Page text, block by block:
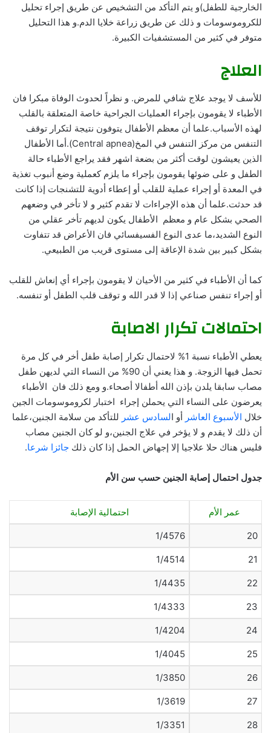
الخارجية للطفل)و يتم التأكد من التشخيص عن طريق إجراء تحليل
للكروموسومات و ذلك عن طريق زراعة خلايا الدم.و هذا التحليل
متوفر في كثير من المستشفيات الكبيرة.
العلاج
للأسف لا يوجد علاج شافي للمرض. و نظراً لحدوث الوفاة مبكرا فان
الأطباء لا يقومون بإجراء العمليات الجراحية خاصة المتعلقة بالقلب
لهذه الأسباب.علما أن معظم الأطفال يتوفون نتيجة لتكرار توقف
التنفس من مركز التنفس في المخ(Central apnea).أما الأطفال
الذين يعيشون لوقت أكثر من بضعة اشهر فقد يراجع الأطباء حالة
الطفل و على ضوئها يقومون بإجراء ما يلزم كعملية وضع أنبوب تغذية
في المعدة أو إجراء عملية للقلب أو إعطاء أدوية للتشنجات إذا كانت
قد حدثت.علما أن هذه الإجراءات لا تقدم كثير و لا تأخر في وضعهم
الصحي بشكل عام و معظم الأطفال يكون لديهم تأخر عقلي من
النوع الشديد،ما عدى النوع الفسيفسائي فان الأعراض قد تتفاوت
بشكل كبير بين شدة الإعاقة إلى مستوى قريب من الطبيعي.
كما أن الأطباء في كثير من الأحيان لا يقومون بإجراء أي إنعاش للقلب
أو إجراء تنفس صناعي إذا لا قدر الله و توقف قلب الطفل أو تنفسه.
احتمالات تكرار الاصابة
يعطي الأطباء نسبة 1% لاحتمال تكرار إصابة طفل أخر في كل مرة
تحمل فيها الزوجة. و هذا يعني أن 90% من النساء التي لديهن طفل
مصاب سابقا يلدن بإذن الله أطفالا أصحاء.و ومع ذلك فان الأطباء
يعرضون على النساء التي يحملن إجراء اختبار لكروموسومات الجين
خلال الأسبوع العاشر أو السادس عشر للتأكد من سلامة الجنين،علما
أن ذلك لا يقدم و لا يؤخر في علاج الجنين،و لو كان الجنين مصاب
فليس هناك حلا علاجيا إلا إجهاض الحمل إذا كان ذلك جائزا شرعا.
جدول احتمال إصابة الجنين حسب سن الأم
عمر الأم احتمالية الإصابة
20
1/4576
21
1/4514
22
1/4435
23
1/4333
24
1/4204
25
1/4045
26
1/3850
27
1/3619
28
1/3351